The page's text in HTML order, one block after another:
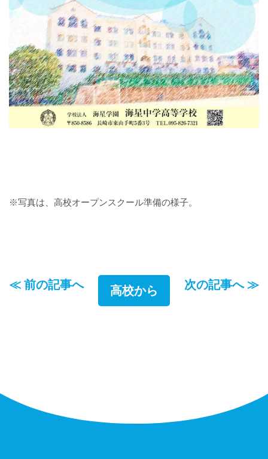
※写真は、高校オープンスクール準備の様子。
≪ 前の記事へ 高校から 次の記事へ ≫